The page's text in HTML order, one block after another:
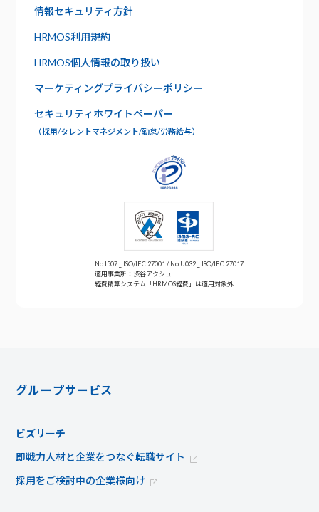
社内版ビズリーチ
日報管理
ワークフロー
年末調整
セキュリティ
サポート
よくあるご質問
情報セキュリティ方針
HRMOS利用規約
HRMOS個人情報の取り扱い
マーケティングプライバシーポリシー
セキュリティホワイトペーパー
（採用/タレントマネジメント/勤怠/労務給与）
No.I507 _ ISO/IEC 27001 / No.U032 _ ISO/IEC 27017
適用事業所：渋谷アクシュ
経費精算システム「HRMOS経費」は適用対象外
グループサービス
ビズリーチ
即戦力人材と企業をつなぐ転職サイト
採用をご検討中の企業様向け